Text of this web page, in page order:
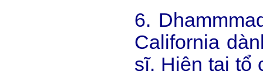
6.
California
sĩ. Hiện tại tổ